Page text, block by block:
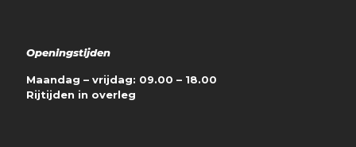
Openingstijden
Maandag – vrijdag: 09.00 – 18.00
Rijtijden in overleg